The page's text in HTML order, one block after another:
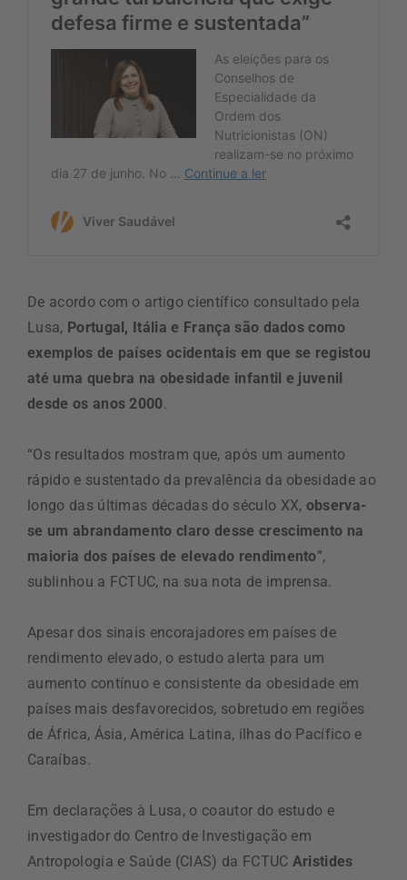
De acordo com o artigo científico consultado pela
Lusa, Portugal, Itália e França são dados como
exemplos de países ocidentais em que se registou
até uma quebra na obesidade infantil e juvenil
desde os anos 2000.
“Os resultados mostram que, após um aumento
rápido e sustentado da prevalência da obesidade ao
longo das últimas décadas do século XX, observa-
se um abrandamento claro desse crescimento na
maioria dos países de elevado rendimento”,
sublinhou a FCTUC, na sua nota de imprensa.
Apesar dos sinais encorajadores em países de
rendimento elevado, o estudo alerta para um
aumento contínuo e consistente da obesidade em
países mais desfavorecidos, sobretudo em regiões
de África, Ásia, América Latina, ilhas do Pacífico e
Caraíbas.
Em declarações à Lusa, o coautor do estudo e
investigador do Centro de Investigação em
Antropologia e Saúde (CIAS) da FCTUC Aristides